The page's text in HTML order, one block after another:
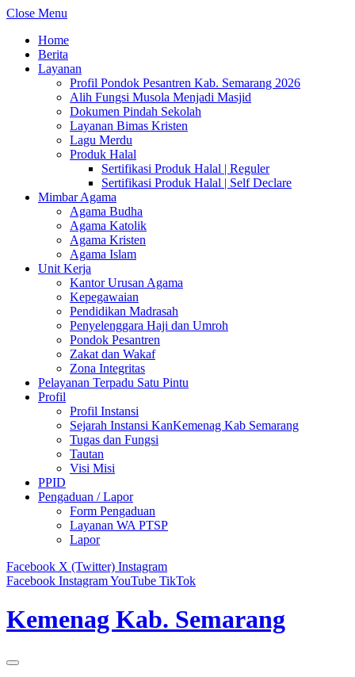
Close Menu
Home
Berita
Layanan
Profil Pondok Pesantren Kab. Semarang 2026
Alih Fungsi Musola Menjadi Masjid
Dokumen Pindah Sekolah
Layanan Bimas Kristen
Lagu Merdu
Produk Halal
Sertifikasi Produk Halal | Reguler
Sertifikasi Produk Halal | Self Declare
Mimbar Agama
Agama Budha
Agama Katolik
Agama Kristen
Agama Islam
Unit Kerja
Kantor Urusan Agama
Kepegawaian
Pendidikan Madrasah
Penyelenggara Haji dan Umroh
Pondok Pesantren
Zakat dan Wakaf
Zona Integritas
Pelayanan Terpadu Satu Pintu
Profil
Profil Instansi
Sejarah Instansi KanKemenag Kab Semarang
Tugas dan Fungsi
Tautan
Visi Misi
PPID
Pengaduan / Lapor
Form Pengaduan
Layanan WA PTSP
Lapor
Facebook X (Twitter) Instagram
Facebook InstagramYouTube TikTok
Kemenag Kab. Semarang